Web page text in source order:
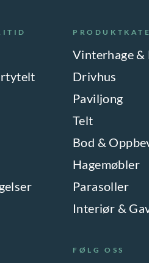
Vinterhage &
Drivhus
Paviljong
Telt
Bod &
Hagemøbler
Parasoller
Interiør &
FØLG OSS